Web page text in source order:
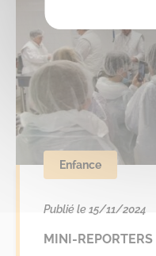
Enfance
Publié le 15/11/2024
MINI-